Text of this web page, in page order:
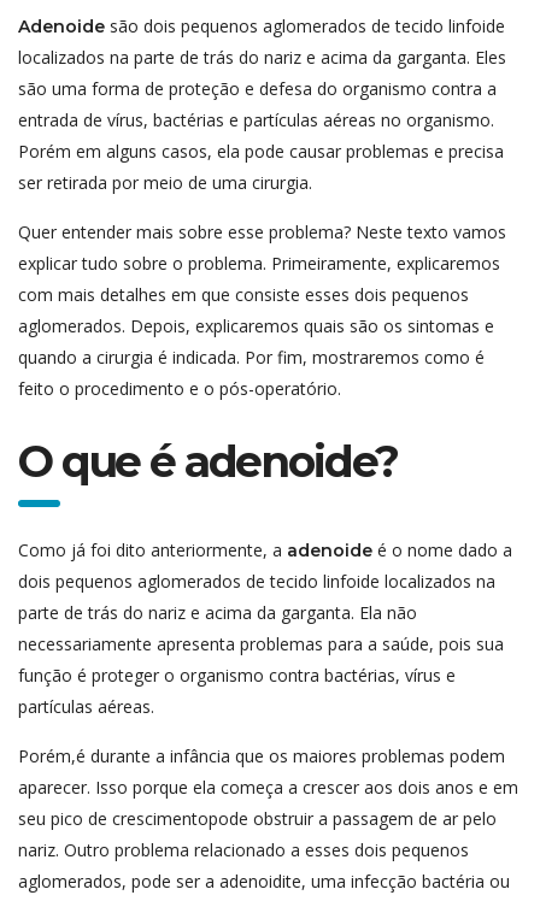
Adenoide são dois pequenos aglomerados de tecido linfoide
localizados na parte de trás do nariz e acima da garganta. Eles
são uma forma de proteção e defesa do organismo contra a
entrada de vírus, bactérias e partículas aéreas no organismo.
Porém em alguns casos, ela pode causar problemas e precisa
ser retirada por meio de uma cirurgia.
Quer entender mais sobre esse problema? Neste texto vamos
explicar tudo sobre o problema. Primeiramente, explicaremos
com mais detalhes em que consiste esses dois pequenos
aglomerados. Depois, explicaremos quais são os sintomas e
quando a cirurgia é indicada. Por fim, mostraremos como é
feito o procedimento e o pós-operatório.
O que é adenoide?
Como já foi dito anteriormente, a adenoide é o nome dado a
dois pequenos aglomerados de tecido linfoide localizados na
parte de trás do nariz e acima da garganta. Ela não
necessariamente apresenta problemas para a saúde, pois sua
função é proteger o organismo contra bactérias, vírus e
partículas aéreas.
Porém,é durante a infância que os maiores problemas podem
aparecer. Isso porque ela começa a crescer aos dois anos e em
seu pico de crescimentopode obstruir a passagem de ar pelo
nariz. Outro problema relacionado a esses dois pequenos
aglomerados, pode ser a adenoidite, uma infecção bactéria ou